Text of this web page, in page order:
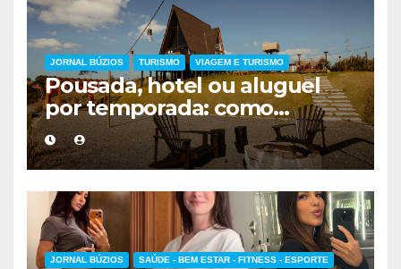
JORNAL BÚZIOS TURISMO VIAGEM E TURISMO
Pousada, hotel ou aluguel
por temporada: como
escolher a melhor
hospedagem
JORNAL BÚZIOS SAÚDE - BEM ESTAR - FITNESS - ESPORTE